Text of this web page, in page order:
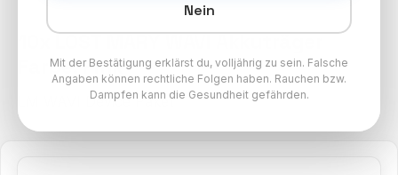
10x LOST MARY WAVI Akkuträger
Farbe: Pink
LM WAVI Device Paket
Nein
Mit der Bestätigung erklärst du, volljährig zu sein. Falsche
Angaben können rechtliche Folgen haben. Rauchen bzw.
Dampfen kann die Gesundheit gefährden.